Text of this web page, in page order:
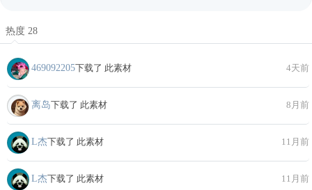
热度 28
469092205下载了 此素材 4天前
离岛下载了 此素材 8月前
L杰下载了 此素材 11月前
L杰下载了 此素材 11月前